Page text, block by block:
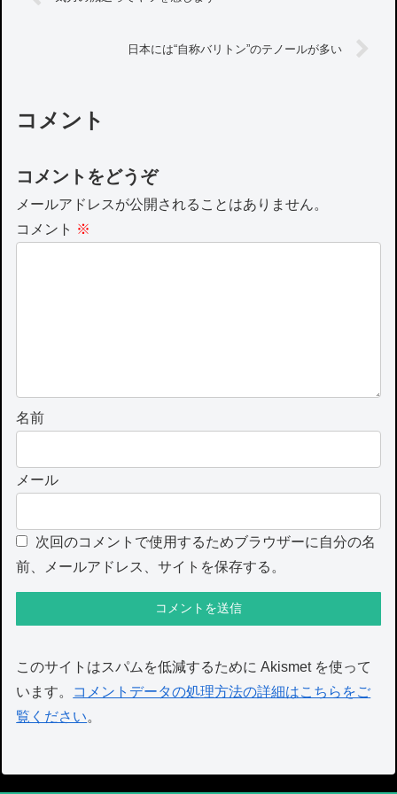
日本には“自称バリトン”のテノールが多い
コメント
コメントをどうぞ
メールアドレスが公開されることはありません。
コメント ※
名前
メール
次回のコメントで使用するためブラウザーに自分の名
前、メールアドレス、サイトを保存する。
このサイトはスパムを低減するために Akismet を使って
います。
コメントデータの処理方法の詳細はこちらをご
覧ください。